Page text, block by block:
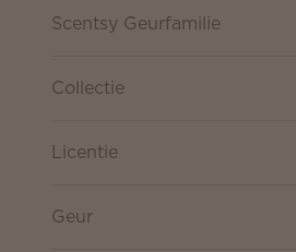
Scentsy Geurfamilie
Collectie
Licentie
Geur